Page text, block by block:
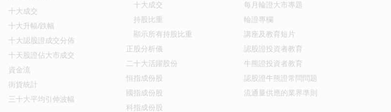
十大成交
十大升幅/跌幅
十大認股證成交分佈
十天股證佔大市成交
資金流
街貨統計
三十大平均引伸波幅
十大成交
持股比重
顯示所有持股比重
正股分析儀
二十大活躍股份
恒指成份股
國指成份股
科指成份股
每月輪證大市專題
輪證專欄
講座及教育短片
認股證投資者教育
牛熊證投資者教育
認股證牛熊證常問問題
流通量供應的業界準則